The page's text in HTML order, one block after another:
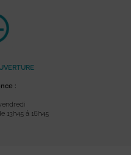
:
13h45 à 16h45